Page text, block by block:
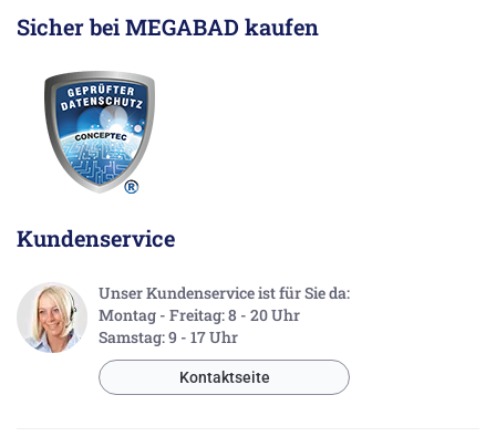
Sicher bei MEGABAD kaufen
Kundenservice
Unser Kundenservice ist für Sie da:
Montag - Freitag: 8 - 20 Uhr
Samstag: 9 - 17 Uhr
Kontaktseite